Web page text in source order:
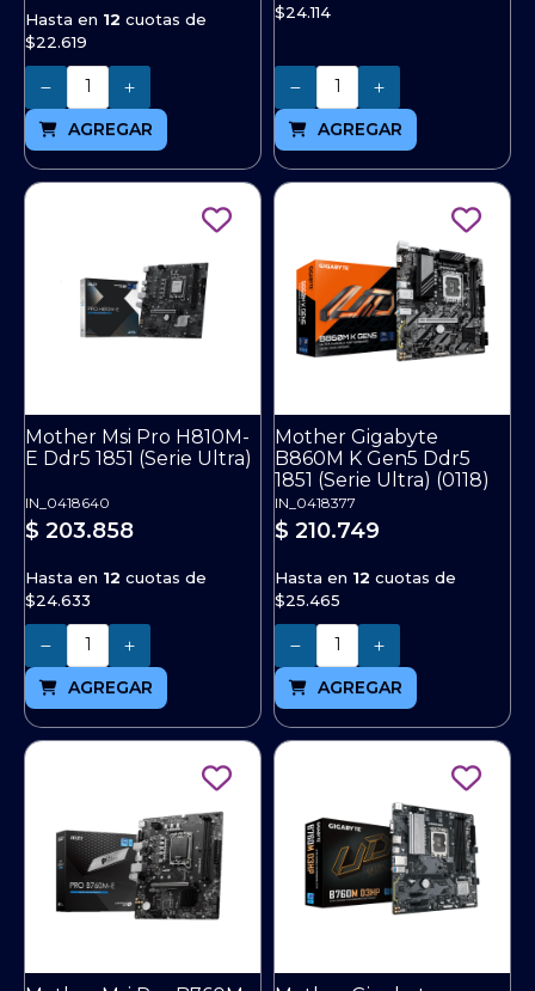
Hasta en 12 cuotas de
$22.619
Cantidad
AGREGAR
$24.114
Cantidad
AGREGAR
Mother Msi Pro H810M-
E Ddr5 1851 (Serie Ultra)
IN_0418640
$ 203.858
Hasta en 12 cuotas de
$24.633
Cantidad
AGREGAR
Mother Gigabyte
B860M K Gen5 Ddr5
1851 (Serie Ultra) (0118)
IN_0418377
$ 210.749
Hasta en 12 cuotas de
$25.465
Cantidad
AGREGAR